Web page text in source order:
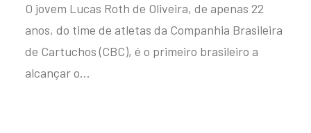
O jovem Lucas Roth de Oliveira, de apenas 22
anos, do time de atletas da Companhia Brasileira
de Cartuchos (CBC), é o primeiro brasileiro a
alcançar o…